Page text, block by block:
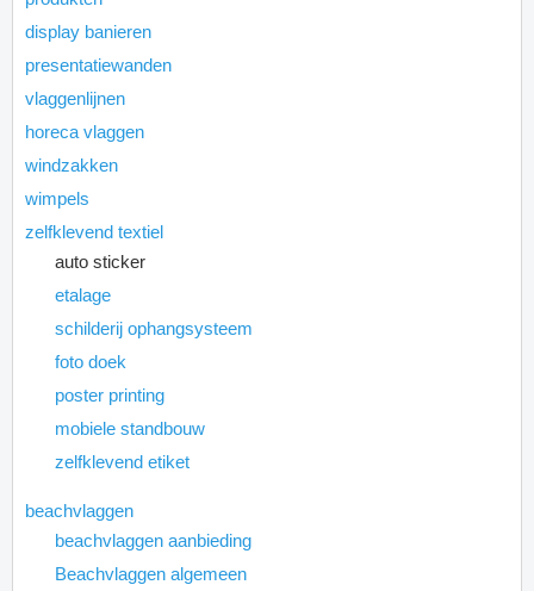
display banieren
presentatiewanden
vlaggenlijnen
horeca vlaggen
windzakken
wimpels
zelfklevend textiel
auto sticker
etalage
schilderij ophangsysteem
foto doek
poster printing
mobiele standbouw
zelfklevend etiket
beachvlaggen
beachvlaggen aanbieding
Beachvlaggen algemeen